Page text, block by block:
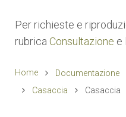
Per richieste e
rubrica Consultazione e
Home Documentazione
Casaccia
Casaccia